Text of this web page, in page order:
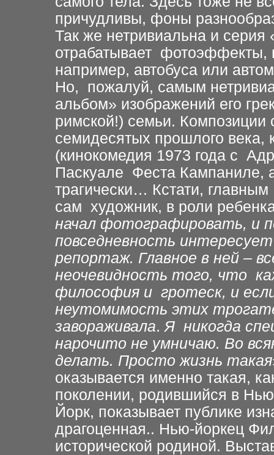
причудливы, фоны
Так же нетривиальна и серия
отрабатывает
например, автобуса или
Но, пожалуй, самым
альбом» изображений его
римской!) семьи.
семидесятых прошлого века,
(кинокомедия 1973 года с
Паскуале Феста Кампаниле,
трагически… Кстати,
сам художник, в роли
начал фотографировать, и
повседневность
репортаж. Главное в ней –
неочевидность того, что
философия и гротеск, и
неутомимость этих
завораживала. Я никогда
нарочито не умничаю. Во
делать. Просто жизнь такая
оказывается именно такая,
поколении, родившийся в
Йорк, показывает публике
драгоценная.. Нью-йоркец
исторической родиной.